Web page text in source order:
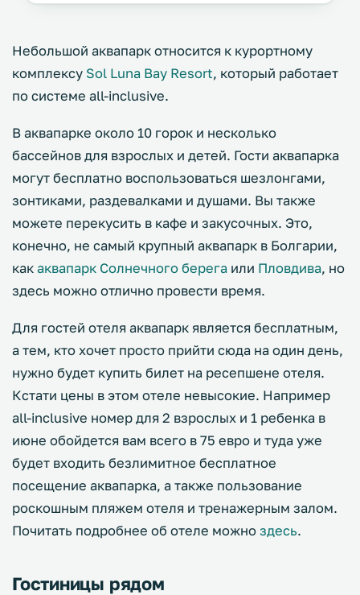
Небольшой аквапарк относится к курортному
комплексу Sol Luna Bay Resort, который работает
по системе all-inclusive.
В аквапарке около 10 горок и несколько
бассейнов для взрослых и детей. Гости аквапарка
могут бесплатно воспользоваться шезлонгами,
зонтиками, раздевалками и душами. Вы также
можете перекусить в кафе и закусочных. Это,
конечно, не самый крупный аквапарк в Болгарии,
как аквапарк Солнечного берега или Пловдива, но
здесь можно отлично провести время.
Для гостей отеля аквапарк является бесплатным,
а тем, кто хочет просто прийти сюда на один день,
нужно будет купить билет на ресепшене отеля.
Кстати цены в этом отеле невысокие. Например
all-inclusive номер для 2 взрослых и 1 ребенка в
июне обойдется вам всего в 75 евро и туда уже
будет входить безлимитное бесплатное
посещение аквапарка, а также пользование
роскошным пляжем отеля и тренажерным залом.
Почитать подробнее об отеле можно здесь.
Гостиницы рядом